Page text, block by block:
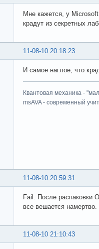
Мне кажется, у
крадут из секретных
11-08-10 20:18:23
И самое наглое, что
Квантовая механика -
msAVA - современный
11-08-10 20:59:31
Fail. После распаковки
все вешается намертво.
11-08-10 21:10:43